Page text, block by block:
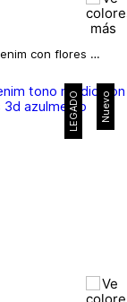
Mini falda denim con flores 3d
Nuevo
LEGADO